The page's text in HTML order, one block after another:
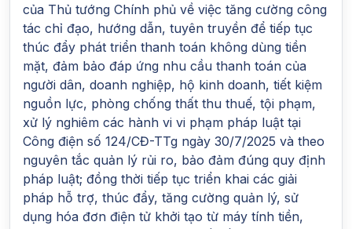
của Thủ tướng Chính phủ về việc tăng cường công
tác chỉ đạo, hướng dẫn, tuyên truyền để tiếp tục
thúc đẩy phát triển thanh toán không dùng tiền
mặt, đảm bảo đáp ứng nhu cầu thanh toán của
người dân, doanh nghiệp, hộ kinh doanh, tiết kiệm
nguồn lực, phòng chống thất thu thuế, tội phạm,
xử lý nghiêm các hành vi vi phạm pháp luật tại
Công điện số 124/CĐ-TTg ngày 30/7/2025 và theo
nguyên tắc quản lý rủi ro, bảo đảm đúng quy định
pháp luật; đồng thời tiếp tục triển khai các giải
pháp hỗ trợ, thúc đẩy, tăng cường quản lý, sử
dụng hóa đơn điện tử khởi tạo từ máy tính tiền,